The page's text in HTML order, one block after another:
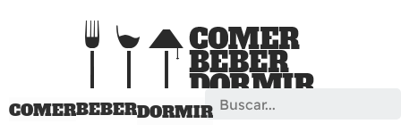
COMERBEBERDORMIR
Search